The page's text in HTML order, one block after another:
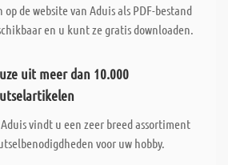
op de website van Aduis als PDF-bestand
en u kunt ze gratis downloaden.
uit meer dan 10.000
vindt u een zeer breed assortiment
voor uw hobby.